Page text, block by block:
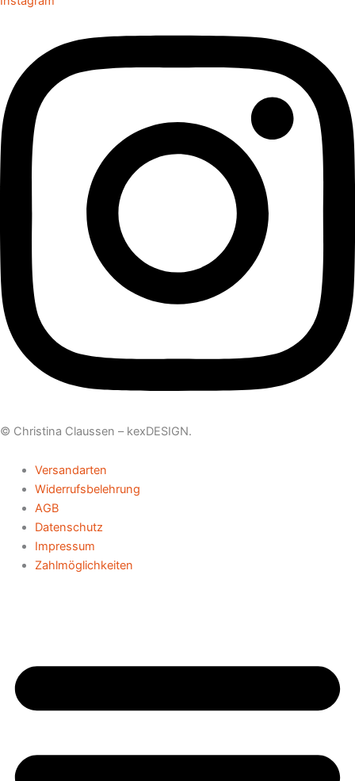
© Christina Claussen – kexDESIGN.
Versandarten
Widerrufsbelehrung
AGB
Datenschutz
Impressum
Zahlmöglichkeiten